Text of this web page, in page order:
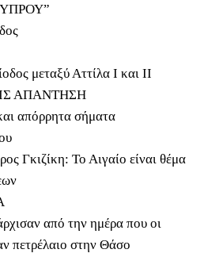
μεταξύ Αττίλα Ι και II
ΑΠΑΝΤΗΣΗ
απόρρητα σήματα
Γκιζίκη: Το Αιγαίο είναι θέμα
από την ημέρα που οι
πετρέλαιο στην Θάσο